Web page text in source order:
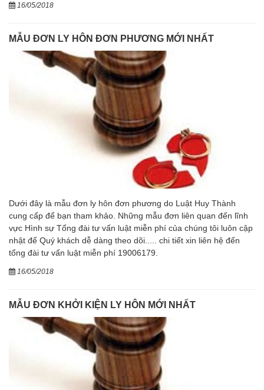
16/05/2018
MẪU ĐƠN LY HÔN ĐƠN PHƯƠNG MỚI NHẤT
Dưới đây là mẫu đơn ly hôn đơn phương do Luật Huy Thành
cung cấp để bạn tham khảo. Những mẫu đơn liên quan đến lĩnh
vực Hình sự Tổng đài tư vấn luật miễn phí của chúng tôi luôn cập
nhật để Quý khách dễ dàng theo dõi..... chi tiết xin liên hệ đến
tổng đài tư vấn luật miễn phí 19006179.
16/05/2018
MẪU ĐƠN KHỞI KIỆN LY HÔN MỚI NHẤT